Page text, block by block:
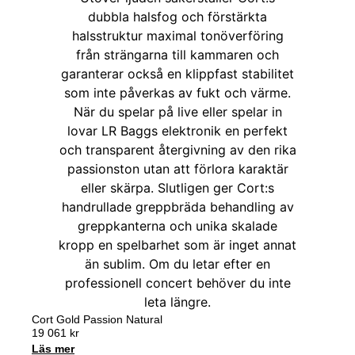
Cort Gold Passion Natural
19 061 kr
Läs mer